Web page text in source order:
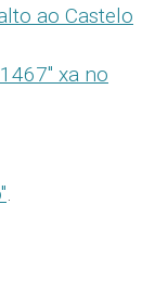
ao Castelo
xa no
.